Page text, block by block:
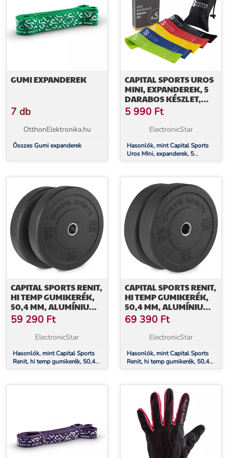
GUMI EXPANDEREK
7 db
OtthonElektronika.hu
Összes Gumi expanderek
CAPITAL SPORTS UROS
MINI, EXPANDEREK, 5
DARABOS KÉSZLET,
FITNESZ GUMIK,
HUROK, 100 % LATEX
5 990 Ft
ElectronicStar
Hasonlók, mint Capital Sports
Uros MIni, expanderek, 5
darabos készlet, fitnesz gumik,
CAPITAL SPORTS RENIT,
HI TEMP GUMIKERÉK,
50,4 MM, ALUMÍNIUM
MAG, GUMI, 2 X 20 KG
59 290 Ft
ElectronicStar
Hasonlók, mint Capital Sports
Renit, hi temp gumikerék, 50,4
mm, alumínium mag, gumi, 2 x
CAPITAL SPORTS RENIT,
HI TEMP GUMIKERÉK,
50,4 MM, ALUMÍNIUM
MAG, GUMI, 2 X 25 KG
69 390 Ft
ElectronicStar
Hasonlók, mint Capital Sports
Renit, hi temp gumikerék, 50,4
mm, alumínium mag, gumi, 2 x